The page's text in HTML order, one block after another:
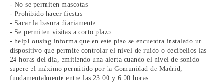
- No se permiten mascotas
- Prohibido hacer fiestas
- Sacar la basura diariamente
- Se permiten visitas a corto plazo
- helpHousing informa que en este piso se encuentra instalado un
dispositivo que permite controlar el nivel de ruido o decibelios las
24 horas del día, emitiendo una alerta cuando el nivel de sonido
supere el máximo permitido por la Comunidad de Madrid,
fundamentalmente entre las 23.00 y 6.00 horas.